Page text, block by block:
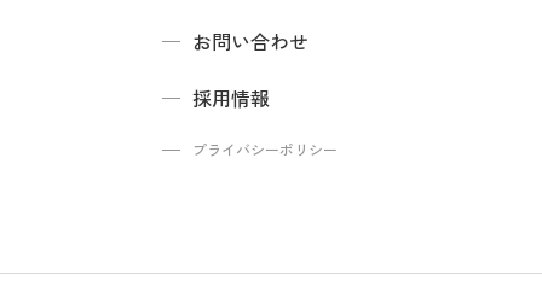
お問い合わせ
採用情報
プライバシーポリシー